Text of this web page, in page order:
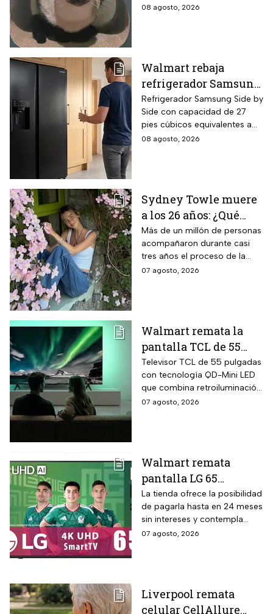
familias mexicanas y hoy 8 de
08 agosto, 2026
Walmart rebaja
refrigerador Samsung
Side by Side 27 pies
negro para familias
con casi 40% de
descuento
Refrigerador Samsung Side by
Side con capacidad de 27
pies cúbicos equivalentes a
716 litros, tecnología
Inverter con 20 años de
garantía exclusiva,
dispensador de agua y hielo
en la puerta y fábrica de
hielos automática.
08 agosto, 2026
Sydney Towle muere
a los 26 años: ¿Qué
cáncer padecía la
estrella de TikTok?
Más de un millón de personas
acompañaron durante casi
tres años el proceso de la
creadora: tratamientos,
07 agosto, 2026
Walmart remata la
pantalla TCL de 55
pulgadas 4K QD-Mini
Led con $6,600 de
descuento en línea y
hasta 24 meses sin
Televisor TCL de 55 pulgadas
con tecnología QD-Mini LED
que combina retroiluminación
Mini LED de casi precisión
plataforma Google TV.
07 agosto, 2026
Walmart remata
pantalla LG 65
pulgadas UHD 4K con
funciones de
inteligencia artificial
ThinQ
La tienda ofrece la posibilidad
de pagarla hasta en 24 meses
sin intereses y contempla
devoluciones hasta 30 días
07 agosto, 2026
Liverpool remata
celular CellAllure